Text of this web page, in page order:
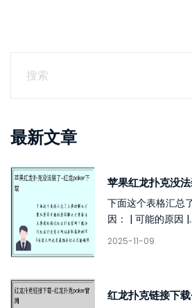
最新文章
苹果红龙扑克没
下面这个表格汇总
因： | 可能的原因
2025-11-09
红龙扑克链接下